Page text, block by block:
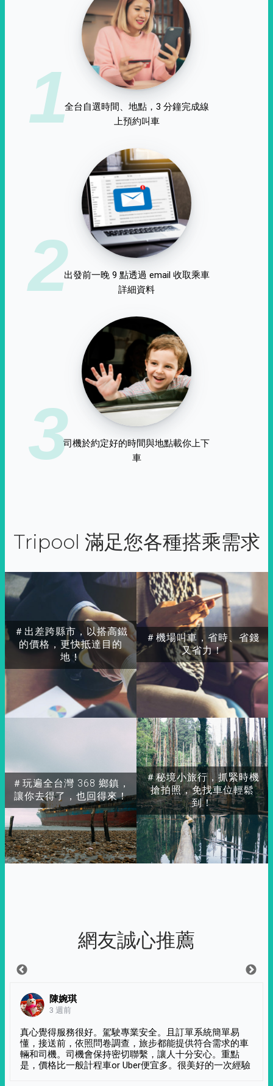
1全台自選時間、地點，3 分鐘完成線
上預約叫車
2出發前一晚 9 點透過 email 收取乘車
詳細資料
3司機於約定好的時間與地點載你上下
車
Tripool 滿足您各種搭乘需求
＃出差跨縣市，以搭高鐵
的價格，更快抵達目的
地！
＃玩遍全台灣 368 鄉鎮，
讓你去得了，也回得來！
＃秘境小旅行，抓緊時機
搶拍照，免找車位輕鬆
到！
＃機場叫車，省時、省錢
又省力！
網友誠心推薦
陳婉琪
3 週前
真心覺得服務很好。駕駛專業安全。且訂單系統簡單易
懂，接送前，依照問卷調查，旅步都能提供符合需求的車
輛和司機。司機會保持密切聯繫，讓人十分安心。重點
是，價格比一般計程車or Uber便宜多。很美好的一次經驗